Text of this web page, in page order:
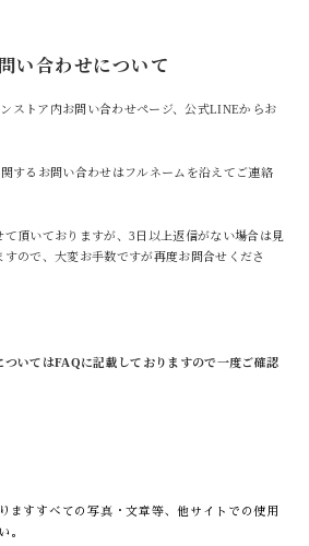
い合わせについて
ストア内お問い合わせページ、公式LINEからお
するお問い合わせはフルネームを沿えてご連絡
頂いておりますが、3日以上返信がない場合は見
ので、大変お手数ですが再度お問合せくださ
いてはFAQに記載しておりますので一度ご確認
ますすべての写真・文章等、他サイトでの使用
。